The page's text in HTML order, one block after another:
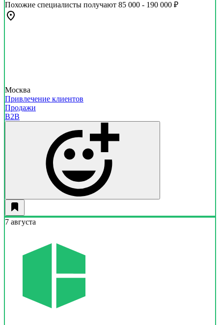
Похожие специалисты получают 85 000 - 190 000 ₽
Москва
Привлечение клиентов
Продажи
B2B
7 августа